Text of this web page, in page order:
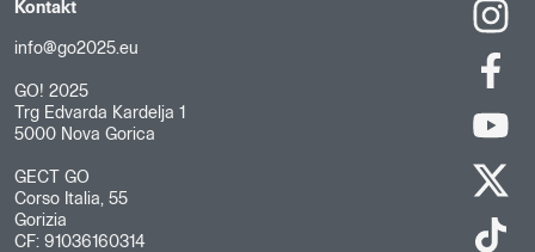
Kontakt
info@go2025.eu
GO! 2025
Trg Edvarda Kardelja 1
5000 Nova Gorica
GECT GO
Corso Italia, 55
Gorizia
CF: 91036160314